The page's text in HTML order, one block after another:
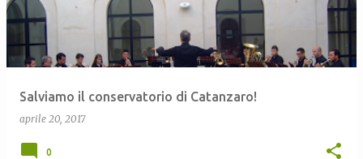
Salviamo il conservatorio di Catanzaro!
aprile 20, 2017
0